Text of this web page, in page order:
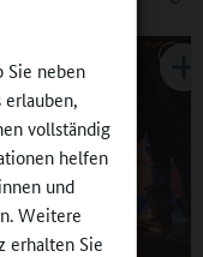
Sie neben
vollständig
helfen
und
Weitere
erhalten Sie